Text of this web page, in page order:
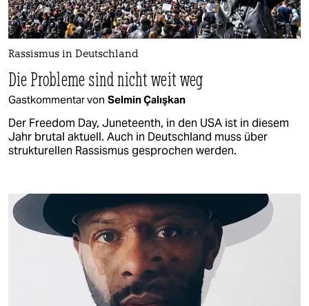
Rassismus in Deutschland
Die Probleme sind nicht weit weg
Gastkommentar von Selmin Çalışkan
Der Freedom Day, Juneteenth, in den USA ist in diesem
Jahr brutal aktuell. Auch in Deutschland muss über
strukturellen Rassismus gesprochen werden.